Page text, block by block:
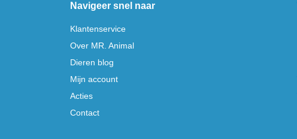
Navigeer snel naar
Klantenservice
Over MR. Animal
Dieren blog
Mijn account
Acties
Contact